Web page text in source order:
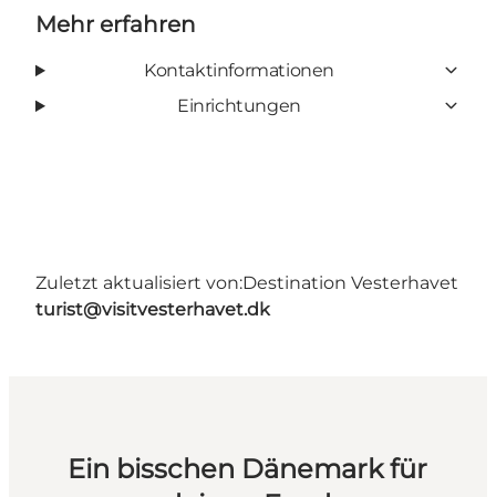
Mehr erfahren
Kontaktinformationen
Einrichtungen
Zuletzt aktualisiert von:Destination Vesterhavet
turist@visitvesterhavet.dk
Ein bisschen Dänemark für